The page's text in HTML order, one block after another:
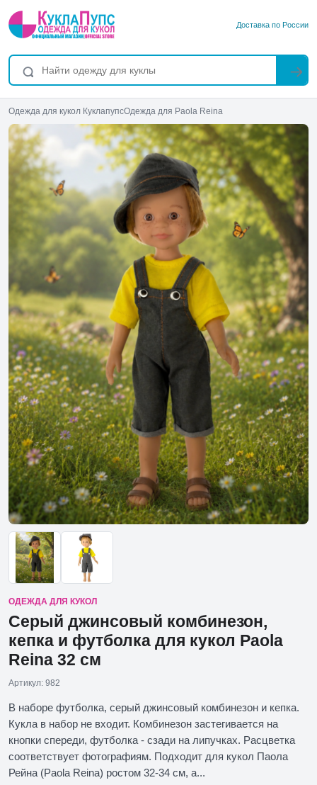
Доставка по России
Одежда для кукол КуклапупсОдежда для Paola Reina
ОДЕЖДА ДЛЯ КУКОЛ
Серый джинсовый комбинезон,
кепка и футболка для кукол Paola
Reina 32 см
Артикул: 982
В наборе футболка, серый джинсовый комбинезон и кепка.
Кукла в набор не входит. Комбинезон застегивается на
кнопки спереди, футболка - сзади на липучках. Расцветка
соответствует фотографиям. Подходит для кукол Паола
Рейна (Paola Reina) ростом 32-34 см, а...